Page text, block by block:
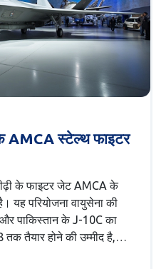
के AMCA स्टेल्थ फाइटर
के फाइटर जेट AMCA के
यह परियोजना वायुसेना की
पाकिस्तान के J-10C का
तक तैयार होने की उम्मीद है,
गया है।